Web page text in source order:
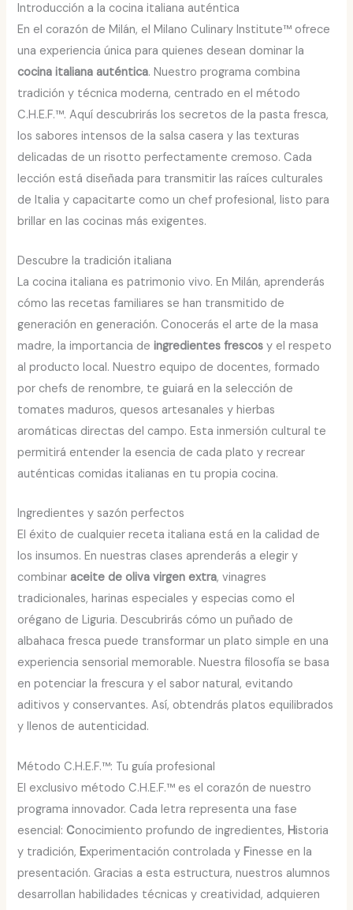
Introducción a la cocina italiana auténtica
En el corazón de Milán, el Milano Culinary Institute™ ofrece
una experiencia única para quienes desean dominar la
cocina italiana auténtica. Nuestro programa combina
tradición y técnica moderna, centrado en el método
C.H.E.F.™. Aquí descubrirás los secretos de la pasta fresca,
los sabores intensos de la salsa casera y las texturas
delicadas de un risotto perfectamente cremoso. Cada
lección está diseñada para transmitir las raíces culturales
de Italia y capacitarte como un chef profesional, listo para
brillar en las cocinas más exigentes.
Descubre la tradición italiana
La cocina italiana es patrimonio vivo. En Milán, aprenderás
cómo las recetas familiares se han transmitido de
generación en generación. Conocerás el arte de la masa
madre, la importancia deingredientes frescos y el respeto
al producto local. Nuestro equipo de docentes, formado
por chefs de renombre, te guiará en la selección de
tomates maduros, quesos artesanales y hierbas
aromáticas directas del campo. Esta inmersión cultural te
permitirá entender la esencia de cada plato y recrear
auténticas comidas italianas en tu propia cocina.
Ingredientes y sazón perfectos
El éxito de cualquier receta italiana está en la calidad de
los insumos. En nuestras clases aprenderás a elegir y
combinar aceite de oliva virgen extra, vinagres
tradicionales, harinas especiales y especias como el
orégano de Liguria. Descubrirás cómo un puñado de
albahaca fresca puede transformar un plato simple en una
experiencia sensorial memorable. Nuestra filosofía se basa
en potenciar la frescura y el sabor natural, evitando
aditivos y conservantes. Así, obtendrás platos equilibrados
y llenos de autenticidad.
Método C.H.E.F.™: Tu guía profesional
El exclusivo método C.H.E.F.™ es el corazón de nuestro
programa innovador. Cada letra representa una fase
esencial:Conocimiento profundo de ingredientes, Historia
y tradición, Experimentación controlada y Finesse en la
presentación. Gracias a esta estructura, nuestros alumnos
desarrollan habilidades técnicas y creatividad, adquieren